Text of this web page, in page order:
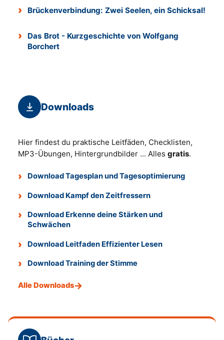
Brückenverbindung: Zwei Seelen, ein Schicksal!
Das Brot - Kurzgeschichte von Wolfgang
Borchert
Downloads
Hier findest du praktische Leitfäden, Checklisten,
MP3-Übungen, Hintergrundbilder ... Alles gratis.
Download Tagesplan und Tagesoptimierung
Download Kampf den Zeitfressern
Download Erkenne deine Stärken und
Schwächen
Download Leitfaden Effizienter Lesen
Download Training der Stimme
Alle Downloads